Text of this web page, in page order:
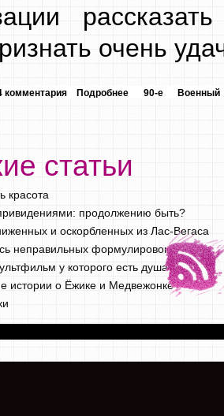
очень
90-е Военный
комментария Подробнее
статьи
красота
продолжению быть?
и оскорбленных из Лас-Вегаса
неправильных формулировок
у которого есть душа
истории о Ёжике и Медвежонке